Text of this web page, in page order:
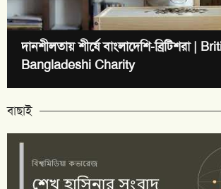
দানশীলতায় শীর্ষে বাংলাদেশি-ব্রিটিশরা |
Bangladeshi Charity
বাছাই